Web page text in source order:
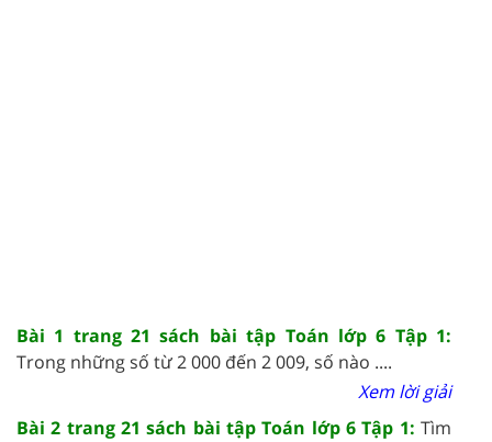
Bài 1 trang 21 sách bài tập Toán lớp 6 Tập 1:
Trong những số từ 2 000 đến 2 009, số nào ....
Xem lời giải
Bài 2 trang 21 sách bài tập Toán lớp 6 Tập 1: Tìm